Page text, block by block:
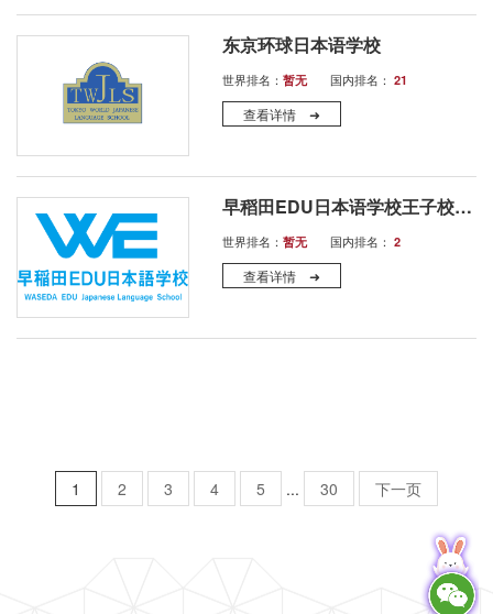
东京环球日本语学校
世界排名： 暂无 国内排名： 21
查看详情 ➜
早稻田EDU日本语学校王子校（旧JCLI日本語学校）
世界排名： 暂无 国内排名： 2
查看详情 ➜
1 2 3 4 5 ... 30 下一页